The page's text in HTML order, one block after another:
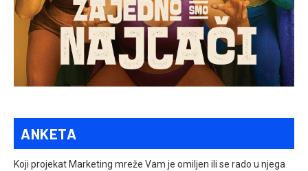
ANKETA
Koji projekat Marketing mreže Vam je omiljen ili se rado u njega